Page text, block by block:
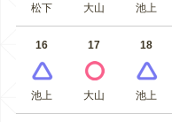
松下 大山 池上
16
池上
17
大山
18
池上